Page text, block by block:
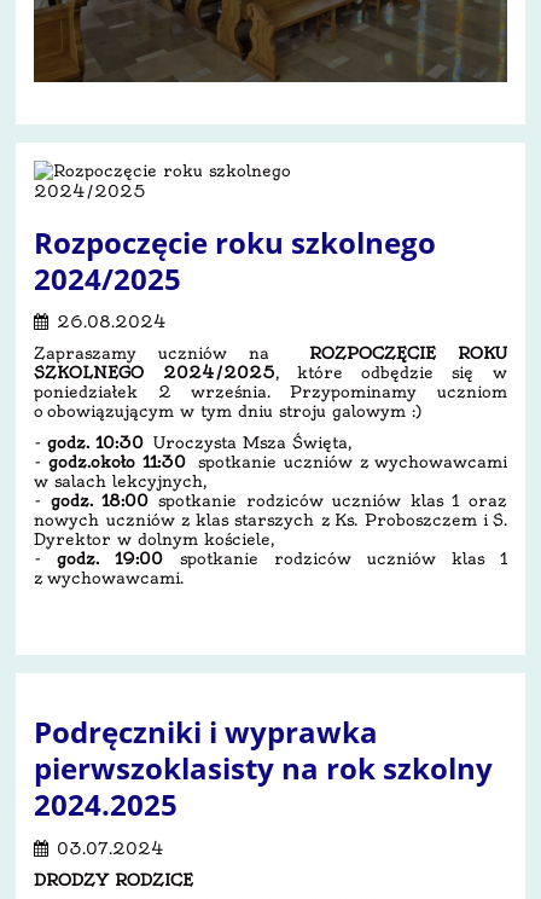
Rozpoczęcie roku szkolnego
2024/2025
26.08.2024
Zapraszamy uczniów naROZPOCZĘCIE ROKU
SZKOLNEGO 2024/2025, które odbędzie się w
poniedziałek 2 września. Przypominamy uczniom
o obowiązującym w tym dniu stroju galowym :)
-godz. 10:30 Uroczysta Msza Święta,
-godz.około 11:30 spotkanie uczniów z wychowawcami
w salach lekcyjnych,
- godz. 18:00 spotkanie rodziców uczniów klas 1 oraz
nowych uczniów z klas starszych z Ks. Proboszczem i S.
Dyrektor w dolnym kościele,
-godz. 19:00 spotkanie rodziców uczniów klas 1
z wychowawcami.
Podręczniki i wyprawka
pierwszoklasisty na rok szkolny
2024.2025
03.07.2024
DRODZY RODZICE